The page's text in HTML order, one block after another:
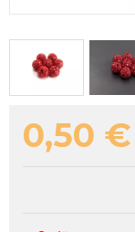
0,50 €